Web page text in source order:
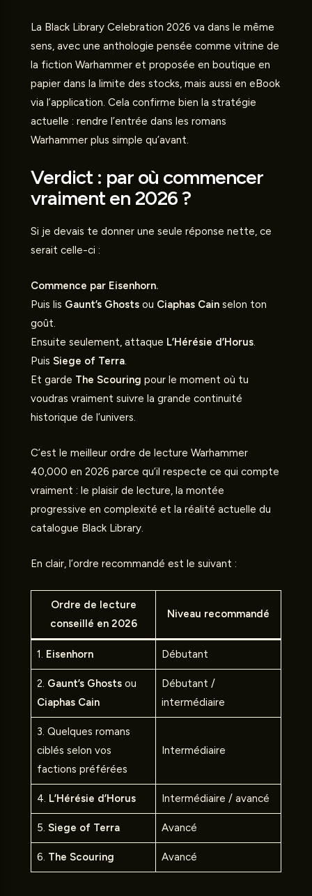
La Black Library Celebration 2026 va dans le même
sens, avec une anthologie pensée comme vitrine de
la fiction Warhammer et proposée en boutique en
papier dans la limite des stocks, mais aussi en eBook
via l’application. Cela confirme bien la stratégie
actuelle : rendre l’entrée dans les romans
Warhammer plus simple qu’avant.
Verdict : par où commencer
vraiment en 2026 ?
Si je devais te donner une seule réponse nette, ce
serait celle-ci :
Commence par Eisenhorn.
Puis lis Gaunt’s Ghosts ou Ciaphas Cain selon ton
goût.
Ensuite seulement, attaque L’Hérésie d’Horus.
Puis Siege of Terra.
Et garde The Scouring pour le moment où tu
voudras vraiment suivre la grande continuité
historique de l’univers.
C’est le meilleur ordre de lecture Warhammer
40,000 en 2026 parce qu’il respecte ce qui compte
vraiment : le plaisir de lecture, la montée
progressive en complexité et la réalité actuelle du
catalogue Black Library.
En clair, l’ordre recommandé est le suivant :
Ordre de lecture
conseillé en 2026
Niveau recommandé
1. Eisenhorn Débutant
2. Gaunt’s Ghostsou
Ciaphas Cain
Débutant /
intermédiaire
3. Quelques romans
ciblés selon vos
factions préférées
Intermédiaire
4. L’Hérésie d’Horus Intermédiaire / avancé
5. Siege of Terra Avancé
6. The Scouring Avancé